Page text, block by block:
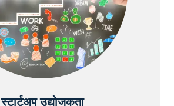
स्टार्टअप उद्योजकता